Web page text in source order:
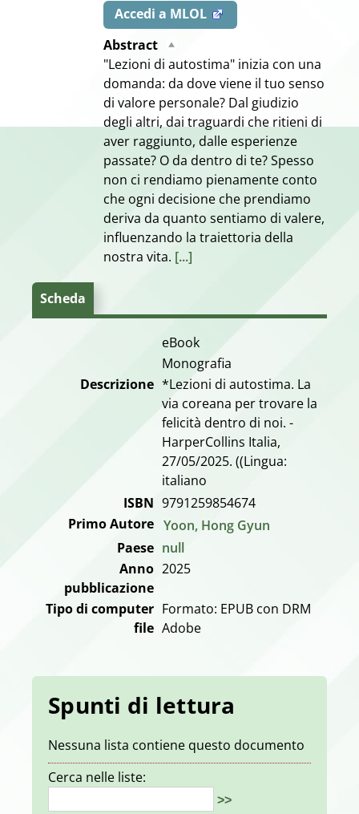
Accedi a MLOL
Abstract
"Lezioni di autostima" inizia con una
domanda: da dove viene il tuo senso
di valore personale? Dal giudizio
degli altri, dai traguardi che ritieni di
aver raggiunto, dalle esperienze
passate? O da dentro di te? Spesso
non ci rendiamo pienamente conto
che ogni decisione che prendiamo
deriva da quanto sentiamo di valere,
influenzando la traiettoria della
nostra vita. [...]
Scheda
eBook
Monografia
Descrizione *Lezioni di autostima. La
via coreana per trovare la
felicità dentro di noi. -
HarperCollins Italia,
27/05/2025. ((Lingua:
italiano
ISBN 9791259854674
Primo Autore Yoon, Hong Gyun
Paese null
Anno
pubblicazione
2025
Tipo di computer
file
Formato: EPUB con DRM
Adobe
Spunti di lettura
Nessuna lista contiene questo documento
Cerca nelle liste:
>>